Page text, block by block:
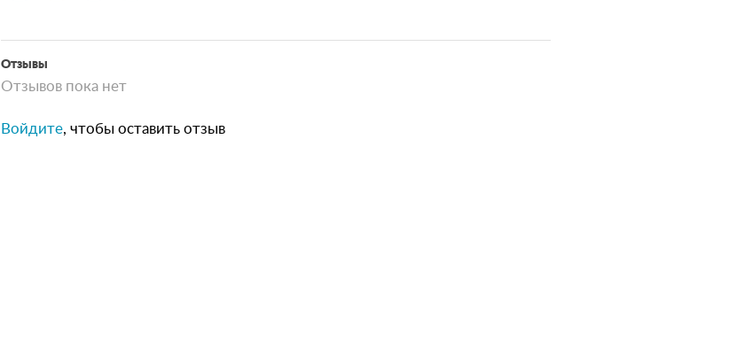
Отзывы
Отзывов пока нет
Войдите, чтобы оставить отзыв